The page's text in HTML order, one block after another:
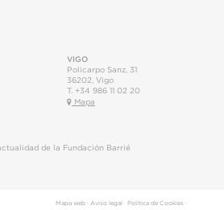
VIGO
Policarpo Sanz, 31
36202 Vigo
T. +34 986 11 02 20
Mapa
de la Fundación Barrié
Mapa web· Aviso legal · Política de Cookies ·